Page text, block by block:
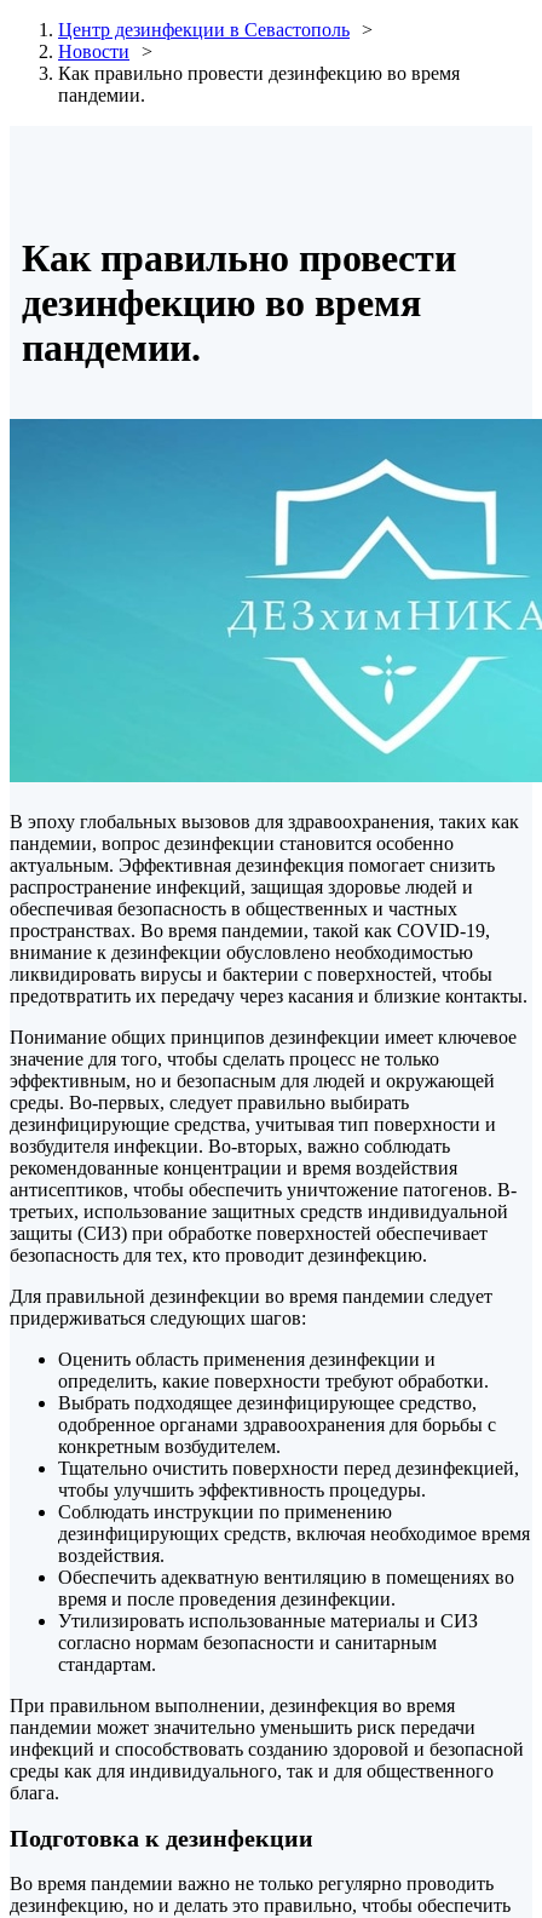
Центр дезинфекции в Севастополь
Новости
Как правильно провести дезинфекцию во время
пандемии.
Как правильно провести
дезинфекцию во время
пандемии.
В эпоху глобальных вызовов для здравоохранения, таких как
пандемии, вопрос дезинфекции становится особенно
актуальным. Эффективная дезинфекция помогает снизить
распространение инфекций, защищая здоровье людей и
обеспечивая безопасность в общественных и частных
пространствах. Во время пандемии, такой как COVID-19,
внимание к дезинфекции обусловлено необходимостью
ликвидировать вирусы и бактерии с поверхностей, чтобы
предотвратить их передачу через касания и близкие контакты.
Понимание общих принципов дезинфекции имеет ключевое
значение для того, чтобы сделать процесс не только
эффективным, но и безопасным для людей и окружающей
среды. Во-первых, следует правильно выбирать
дезинфицирующие средства, учитывая тип поверхности и
возбудителя инфекции. Во-вторых, важно соблюдать
рекомендованные концентрации и время воздействия
антисептиков, чтобы обеспечить уничтожение патогенов. В-
третьих, использование защитных средств индивидуальной
защиты (СИЗ) при обработке поверхностей обеспечивает
безопасность для тех, кто проводит дезинфекцию.
Для правильной дезинфекции во время пандемии следует
придерживаться следующих шагов:
Оценить область применения дезинфекции и
определить, какие поверхности требуют обработки.
Выбрать подходящее дезинфицирующее средство,
одобренное органами здравоохранения для борьбы с
конкретным возбудителем.
Тщательно очистить поверхности перед дезинфекцией,
чтобы улучшить эффективность процедуры.
Соблюдать инструкции по применению
дезинфицирующих средств, включая необходимое время
воздействия.
Обеспечить адекватную вентиляцию в помещениях во
время и после проведения дезинфекции.
Утилизировать использованные материалы и СИЗ
согласно нормам безопасности и санитарным
стандартам.
При правильном выполнении, дезинфекция во время
пандемии может значительно уменьшить риск передачи
инфекций и способствовать созданию здоровой и безопасной
среды как для индивидуального, так и для общественного
блага.
Подготовка к дезинфекции
Во время пандемии важно не только регулярно проводить
дезинфекцию, но и делать это правильно, чтобы обеспечить